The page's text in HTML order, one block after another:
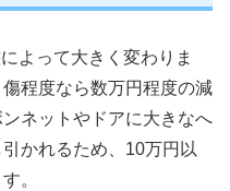
よって大きく変わりま
程度なら数万円程度の減
ネットやドアに大きなへ
かれるため、10万円以
。